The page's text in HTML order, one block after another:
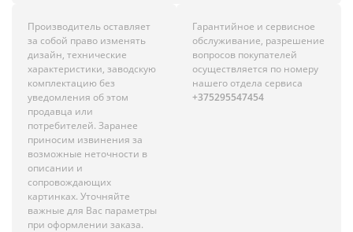
Производитель оставляет
за собой право изменять
дизайн, технические
характеристики, заводскую
комплектацию без
уведомления об этом
продавца или
потребителей. Заранее
приносим извинения за
возможные неточности в
описании и
сопровождающих
картинках. Уточняйте
важные для Вас параметры
при оформлении заказа.
Гарантийное и сервисное
обслуживание, разрешение
вопросов покупателей
осуществляется по номеру
нашего отдела сервиса
+375295547454